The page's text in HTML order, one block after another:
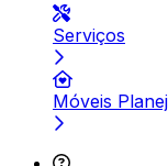
Serviços
Móveis